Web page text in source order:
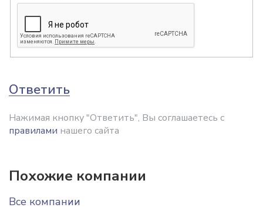
Ответить
Нажимая кнопку "Ответить", Вы соглашаетесь с
правилами нашего сайта
Похожие компании
Все компании